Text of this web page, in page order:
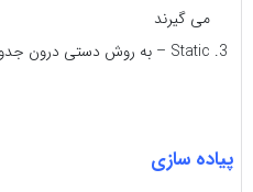
می گیرند
Static – به روش دستی درون جدول مسیریابی قرار می گیرد.
پیاده سازی